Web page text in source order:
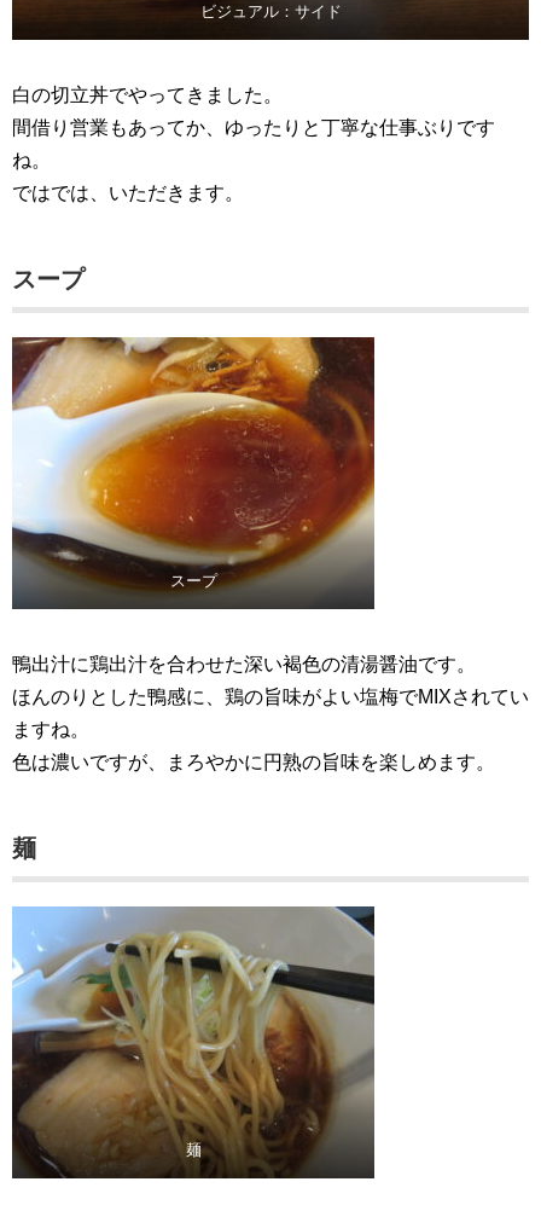
ビジュアル：サイド
白の切立丼でやってきました。
間借り営業もあってか、ゆったりと丁寧な仕事ぶりです
ね。
ではでは、いただきます。
スープ
スープ
鴨出汁に鶏出汁を合わせた深い褐色の清湯醤油です。
ほんのりとした鴨感に、鶏の旨味がよい塩梅でMIXされてい
ますね。
色は濃いですが、まろやかに円熟の旨味を楽しめます。
麺
麺